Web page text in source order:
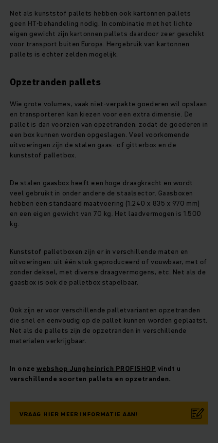
Net als kunststof pallets hebben ook kartonnen pallets
geen HT-behandeling nodig. In combinatie met het lichte
eigen gewicht zijn kartonnen pallets daardoor zeer geschikt
voor transport buiten Europa. Hergebruik van kartonnen
pallets is echter zelden mogelijk.
Opzetranden pallets
Wie grote volumes, vaak niet-verpakte goederen wil opslaan
en transporteren kan kiezen voor een extra dimensie. De
pallet is dan voorzien van opzetranden, zodat de goederen in
een box kunnen worden opgeslagen. Veel voorkomende
uitvoeringen zijn de stalen gaas- of gitterbox en de
kunststof palletbox.
De stalen gaasbox heeft een hoge draagkracht en wordt
veel gebruikt in onder andere de staalsector. Gaasboxen
hebben een standaard maatvoering (1.240 x 835 x 970 mm)
en een eigen gewicht van 70 kg. Het laadvermogen is 1.500
kg.
Kunststof palletboxen zijn er in verschillende maten en
uitvoeringen: uit één stuk geproduceerd of vouwbaar, met of
zonder deksel, met diverse draagvermogens, etc. Net als de
gaasbox is ook de palletbox stapelbaar.
Ook zijn er voor verschillende palletvarianten opzetranden
die snel en eenvoudig op de pallet kunnen worden geplaatst.
Net als de pallets zijn de opzetranden in verschillende
materialen verkrijgbaar.
In onze webshop Jungheinrich PROFISHOP vindt u
verschillende soorten pallets en opzetranden.
VRAAG HIER MEER INFORMATIE AAN!